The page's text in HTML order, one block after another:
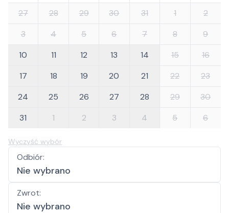
27 28 29 30 31 1
2
3
4 5 6 7 8
9
10
11 12 13 14 15
16
17
18 19 20 21 22
23
24
25 26 27 28 29
30
31
1 2 3 4 5 6
Wyczyść wybór
Odbiór:
Nie wybrano
Zwrot:
Nie wybrano